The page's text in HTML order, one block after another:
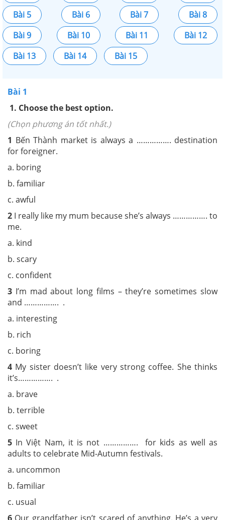
Bài 5
Bài 6 Bài 7
Bài 8
Bài 9
Bài 10 Bài 11
Bài 12
Bài 13
Bài 14 Bài 15
Bài 1
1. Choose the best option.
(Chọn phương án tốt nhất.)
1 Bến Thành market is always a ……………. destination
for foreigner.
a. boring
b. familiar
c. awful
2 I really like my mum because she’s always ……………. to
me.
a. kind
b. scary
c. confident
3 I’m mad about long films – they’re sometimes slow
and ……………. .
a. interesting
b. rich
c. boring
4 My sister doesn’t like very strong coffee. She thinks
it’s……………. .
a. brave
b. terrible
c. sweet
5 In Việt Nam, it is not ……………. for kids as well as
adults to celebrate Mid-Autumn festivals.
a. uncommon
b. familiar
c. usual